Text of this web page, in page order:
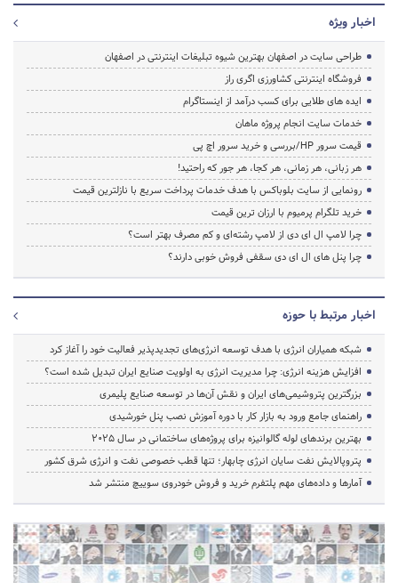
اخبار ویژه
طراحی سایت در اصفهان بهترین شیوه تبلیغات اینترنتی در اصفهان
فروشگاه اینترنتی کشاورزی اگری راز
ایده های طلایی برای کسب درآمد از اینستاگرام
خدمات سایت انجام پروژه ماهان
قیمت سرور HP/بررسی و خرید سرور اچ پی
هر زبانی، هر زمانی، هر کجا، هر جور که راحتید!
رونمایی از سایت بلوباکس با هدف خدمات پرداخت سریع با نازلترین قیمت
خرید تلگرام پرمیوم با ارزان ترین قیمت
چرا لامپ ال ای دی از لامپ رشته‌ای و کم مصرف بهتر است؟
چرا پنل های ال ای دی سقفی فروش خوبی دارند؟
اخبار مرتبط با حوزه
شبکه همیاران انرژی با هدف توسعه انرژی‌های تجدیدپذیر فعالیت خود را آغاز کرد
افزایش هزینه انرژی: چرا مدیریت انرژی به اولویت صنایع ایران تبدیل شده است؟
بزرگترین پتروشیمی‌های ایران و نقش آن‌ها در توسعه صنایع پلیمری
راهنمای جامع ورود به بازار کار با دوره آموزش نصب پنل خورشیدی
بهترین برندهای لوله گالوانیزه برای پروژه‌های ساختمانی در سال ۲۰۲۵
پتروپالایش نفت سایان انرژی چابهار؛ تنها قطب خصوصی نفت و انرژی شرق کشور
آمارها و داده‌های مهم پلتفرم خرید و فروش خودروی سوییچ منتشر شد